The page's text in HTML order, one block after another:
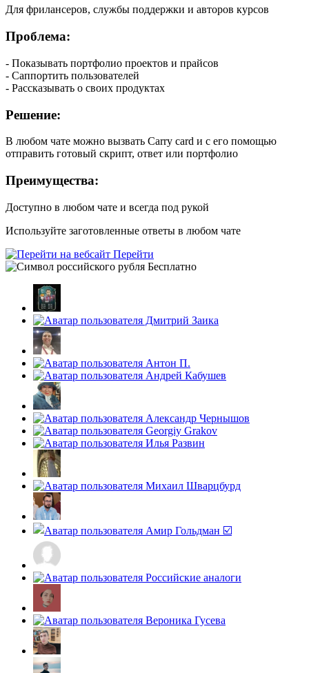
Для фрилансеров, службы поддержки и авторов курсов
Проблема:
- Показывать портфолио проектов и прайсов
- Саппортить пользователей
- Рассказывать о своих продуктах
Решение:
В любом чате можно вызвать Carry card и с его помощью
отправить готовый скрипт, ответ или портфолио
Преимущества:
Доступно в любом чате и всегда под рукой
Используйте заготовленные ответы в любом чате
Перейти
Бесплатно